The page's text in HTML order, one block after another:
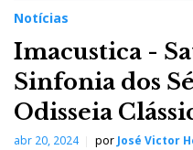
Notícias
Imacustica -
Sinfonia dos
Odisseia
abr 20, 2024 porJosé Victor